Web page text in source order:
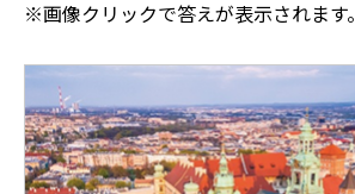
※画像クリックで答えが表示されます。